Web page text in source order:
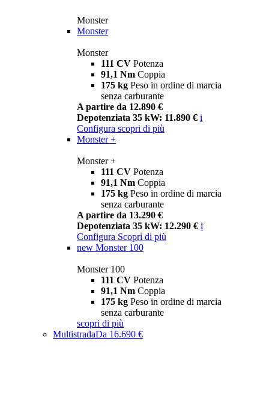
Monster
Monster
Monster
111 CV Potenza
91,1 Nm Coppia
175 kg Peso in ordine di marcia
senza carburante
A partire da 12.890 €
Depotenziata 35 kW: 11.890 € i
Configura scopri di più
Monster +
Monster +
111 CV Potenza
91,1 Nm Coppia
175 kg Peso in ordine di marcia
senza carburante
A partire da 13.290 €
Depotenziata 35 kW: 12.290 € i
Configura Scopri di più
new Monster 100
Monster 100
111 CV Potenza
91,1 Nm Coppia
175 kg Peso in ordine di marcia
senza carburante
scopri di più
MultistradaDa 16.690 €